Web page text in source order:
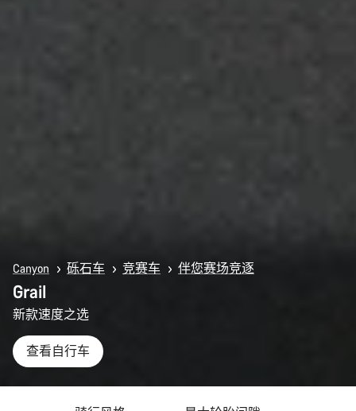
Canyon 砾石车 竞赛车 伴您赛场竞逐
Grail
新款速度之选
查看自行车